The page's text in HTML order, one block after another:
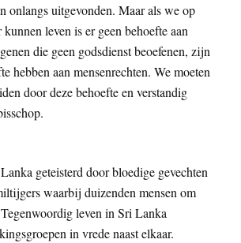
onlangs uitgevonden. Maar als we op
leven is er geen behoefte aan
die geen godsdienst beoefenen, zijn
hebben aan mensenrechten. We moeten
door deze behoefte en verstandig
geteisterd door bloedige gevechten
waarbij duizenden mensen om
leven in Sri Lanka
in vrede naast elkaar.